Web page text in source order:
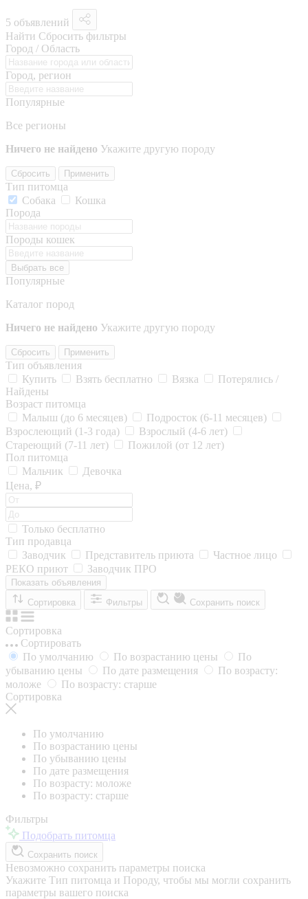
5 объявлений
Найти Сбросить фильтры
Город / Область
Город, регион
Популярные
Все регионы
Ничего не найдено Укажите другую породу
Сбросить Применить
Тип питомца
Собака
Кошка
Порода
Породы кошек
Выбрать все
Популярные
Каталог пород
Ничего не найдено Укажите другую породу
Сбросить Применить
Тип объявления
Купить
Взять бесплатно Вязка
Потерялись /
Найдены
Возраст питомца
Малыш (до 6 месяцев)
Подросток (6-11 месяцев)
Взрослеющий (1-3 года)
Взрослый (4-6 лет)
Стареющий (7-11 лет)
Пожилой (от 12 лет)
Пол питомца
Мальчик
Девочка
Цена, ₽
Только бесплатно
Тип продавца
Заводчик
Представитель приюта
Частное лицо
РЕКО приют
Заводчик ПРО
Показать объявления
Сортировка
Фильтры Сохранить поиск
Сортировка
Сортировать
По умолчанию
По возрастанию цены
По
убыванию цены
По дате размещения
По возрасту:
моложе
По возрасту: старше
Сортировка
По умолчанию
По возрастанию цены
По убыванию цены
По дате размещения
По возрасту: моложе
По возрасту: старше
Фильтры
Подобрать питомца
Сохранить поиск
Невозможно сохранить параметры поиска
Укажите Тип питомца и Породу, чтобы мы могли сохранить
параметры вашего поиска